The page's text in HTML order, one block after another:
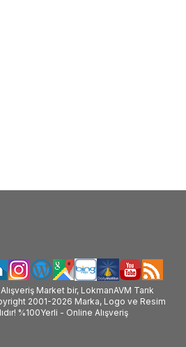
Market bir, LokmanAVM Tarık
2001-2026 Marka, Logo ve Resim
%100Yerli - Online Alışveriş